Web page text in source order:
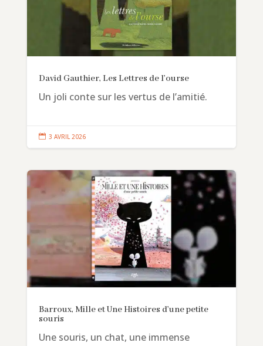
David Gauthier, Les Lettres de l’ourse
Un joli conte sur les vertus de l’amitié.
 3 AVRIL 2026
Barroux, Mille et Une Histoires d’une petite
souris
Une souris, un chat, une immense